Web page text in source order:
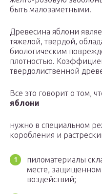
быть малозаметными.
Древесина яблони
тяжелой, твердой,
биологическим
плотностью.
твердолиственной
Все это говорит о том,
яблони
нужно в специальном
коробления и
пиломатериалы
месте,
воздействий;